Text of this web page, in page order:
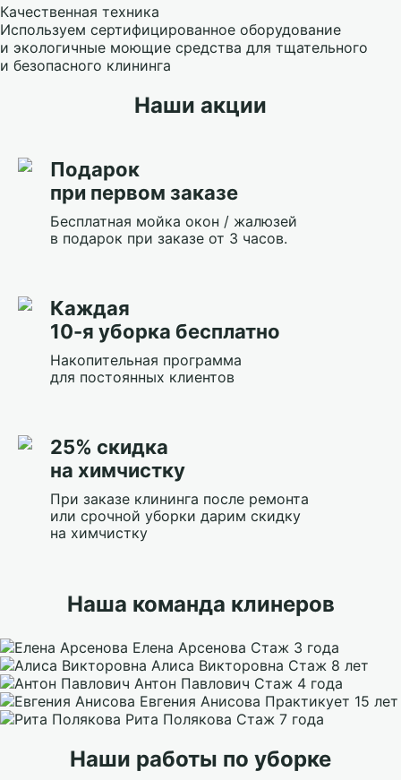
Качественная техника
Используем сертифицированное оборудование
и экологичные моющие средства для тщательного
и безопасного клининга
Наши акции
Подарок
при первом заказе
Бесплатная мойка окон / жалюзей
в подарок при заказе от 3 часов.
Каждая
10-я уборка бесплатно
Накопительная программа
для постоянных клиентов
25% скидка
на химчистку
При заказе клининга после ремонта
или срочной уборки дарим скидку
на химчистку
Наша команда клинеров
Елена Арсенова Стаж 3 года
Алиса Викторовна Стаж 8 лет
Антон Павлович Стаж 4 года
Евгения Анисова Практикует 15 лет
Рита Полякова Стаж 7 года
Наши работы по уборке